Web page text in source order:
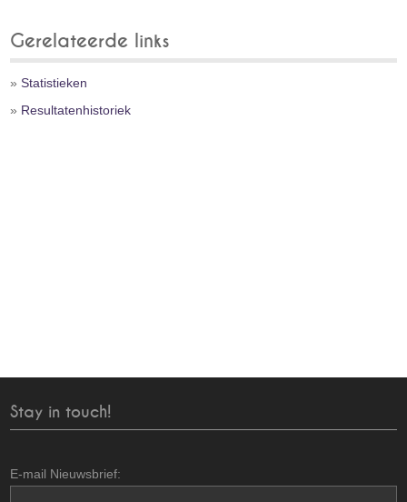
Gerelateerde links
»Statistieken
» Resultatenhistoriek
Stay in touch!
E-mail Nieuwsbrief: